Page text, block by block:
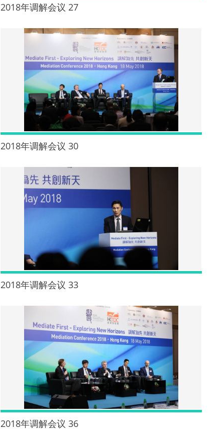
2018年调解会议 27
2018年调解会议 30
2018年调解会议 33
2018年调解会议 36